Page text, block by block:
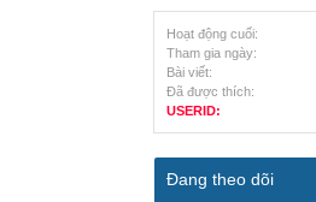
Hoạt động cuối:
Tham gia ngày:
Bài viết:
Đã được thích:
USERID:
Đang theo dõi